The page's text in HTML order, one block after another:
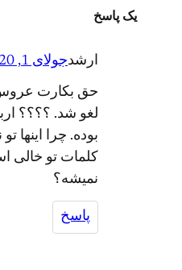
یک پاسخ
ارشدجولای 1, 2020
حق بکارت عروس
لغو شد. ؟؟؟؟
بوده. چرا
کلمات تو خالی
نمیشه؟
پاسخ